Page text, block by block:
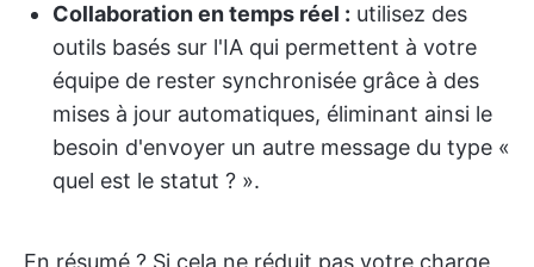
Collaboration en temps réel : utilisez des
outils basés sur l'IA qui permettent à votre
équipe de rester synchronisée grâce à des
mises à jour automatiques, éliminant ainsi le
besoin d'envoyer un autre message du type «
quel est le statut ? ».
En résumé ? Si cela ne réduit pas votre charge